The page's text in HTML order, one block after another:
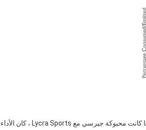
والغزول والالياف هي زجاجة بلاستيكية معاد تدويرها ، أطلقنا عليها اسم REPREVE ، وعندما كانت محبوكة جيرسي مع Lycra Sports ، كان الأداء